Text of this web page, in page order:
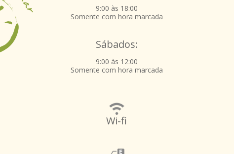
9:00 às 18:00
Somente com hora marcada
Sábados:
9:00 às 12:00
Somente com hora marcada
Wi-fi